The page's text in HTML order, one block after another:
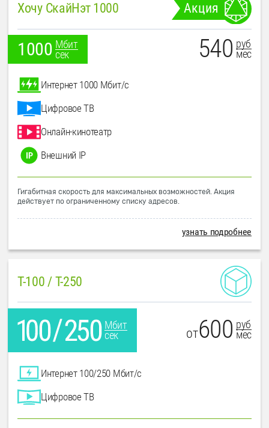
Хочу СкайНэт 1000 Акция
1000 Мбит
сек
540 руб
мес
Интернет 1000 Мбит/с
Цифровое ТВ
Онлайн-кинотеатр
Внешний IP
Гигабитная скорость для максимальных возможностей. Акция
действует по ограниченному списку адресов.
узнать подробнее
T-100 / T-250
Мбит
сек
от600 руб
мес
Интернет 100/250 Мбит/с
Цифровое ТВ